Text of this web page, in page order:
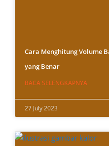
Cara Menghitung Volume
yang Benar
BACA SELENGKAPNYA
27 July 2023